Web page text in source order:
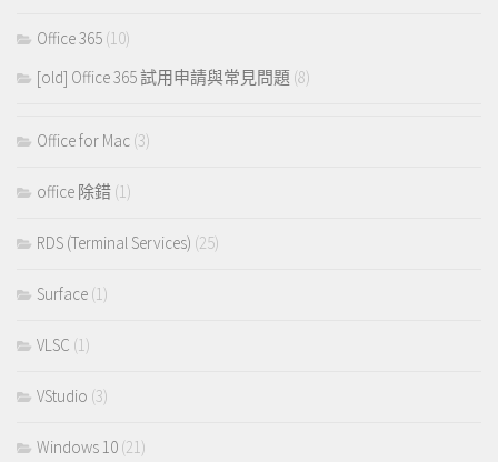
Office 365 (10)
[old] Office 365 試用申請與常見問題 (8)
Office for Mac (3)
office 除錯 (1)
RDS (Terminal Services) (25)
Surface (1)
VLSC (1)
VStudio (3)
Windows 10 (21)